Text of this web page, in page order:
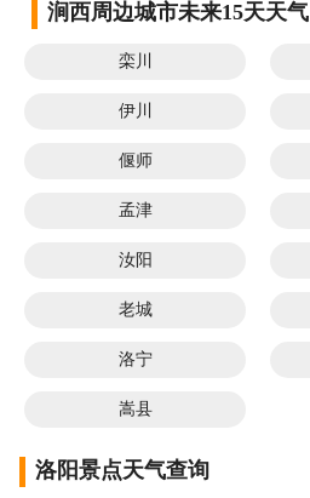
涧西周边城市未来15天天气
栾川
伊川
偃师
孟津
汝阳
老城
洛宁
嵩县
洛阳景点天气查询